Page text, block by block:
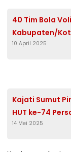
40 Tim Bola
Kabupaten/
Perebutkan
10 April 2025
Kajati Sumut
HUT ke-74
Terhadap
14 Mei 2025